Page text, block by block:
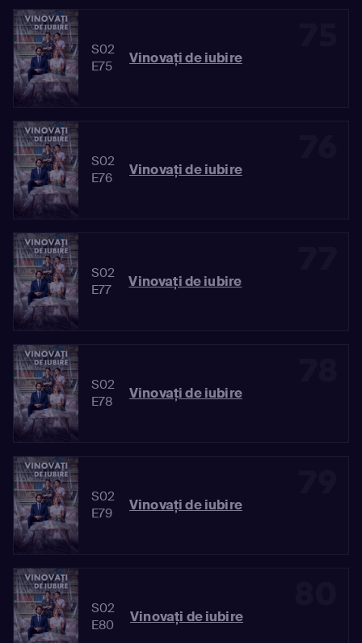
S02
E75
Vinovaţi de iubire
S02
E76
Vinovaţi de iubire
S02
E77
Vinovaţi de iubire
S02
E78
Vinovaţi de iubire
S02
E79
Vinovaţi de iubire
S02
E80
Vinovaţi de iubire